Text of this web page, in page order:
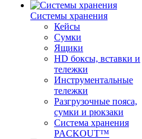
Системы хранения
Кейсы
Сумки
Ящики
HD боксы, вставки и
тележки
Инструментальные
тележки
Разгрузочные пояса,
сумки и рюкзаки
Система хранения
PACKOUT™